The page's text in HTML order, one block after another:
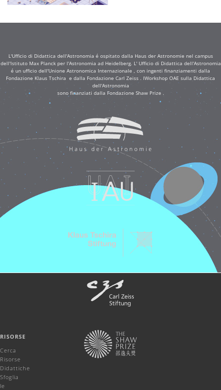
L'Ufficio di Didattica dell'Astronomia é ospitato dalla Haus der Astronomie nel campus
dell'Istituto Max Planck per l'Astronomia ad Heidelberg. L' Ufficio di Didattica dell'Astronomia
é un ufficio dell'Unione Astronomica Internazionale , con ingenti finanziamenti dalla
Fondazione Klaus Tschira e dalla Fondazione Carl Zeiss . IWorkshop OAE sulla Didattica
dell'Astronomia
sono finanziati dalla Fondazione Shaw Prize .
RISORSE
Cerca
Risorse
Didattiche
Sfoglia
le